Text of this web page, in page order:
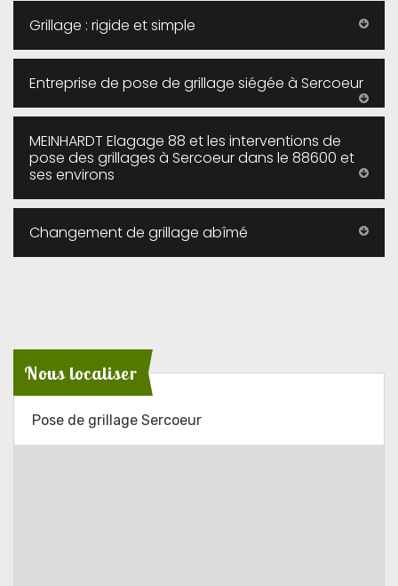
Grillage : rigide et simple
Entreprise de pose de grillage siégée à Sercoeur
MEINHARDT Elagage 88 et les interventions de
pose des grillages à Sercoeur dans le 88600 et
ses environs
Changement de grillage abîmé
Nous localiser
Pose de grillage Sercoeur